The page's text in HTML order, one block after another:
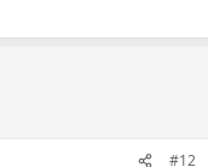
#12